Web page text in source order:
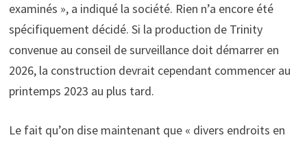
examinés », a indiqué la société. Rien n’a encore été
spécifiquement décidé. Si la production de Trinity
convenue au conseil de surveillance doit démarrer en
2026, la construction devrait cependant commencer au
printemps 2023 au plus tard.
Le fait qu’on dise maintenant que « divers endroits en